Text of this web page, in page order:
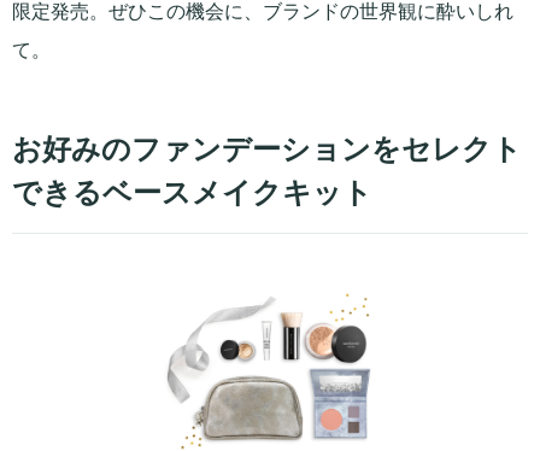
限定発売。ぜひこの機会に、ブランドの世界観に酔いしれ
て。
お好みのファンデーションをセレクト
できるベースメイクキット